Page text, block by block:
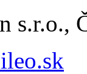
s.r.o.,